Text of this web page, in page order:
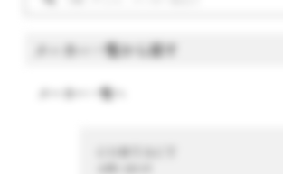
メーカー一覧から探す
メーカー一覧へ
CONTACT